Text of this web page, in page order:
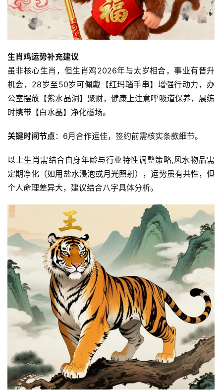
生肖鸡运势补充建议
虽非核心生肖，但生肖鸡2026年与太岁相合，事业有晋升
机会，28岁至50岁可佩戴【红玛瑙手串】增强行动力，办
公室摆放【紫水晶洞】聚财，健康上注意呼吸道保养，晨练
时携带【白水晶】净化磁场。
关键时间节点 ：6月合作运佳，签约前需核实条款细节。
以上生肖需结合自身年龄与行业特性调整策略,风水物品需
定期净化（如用盐水浸泡或月光照射），运势虽有共性，但
个人命理差异大，建议结合八字具体分析。